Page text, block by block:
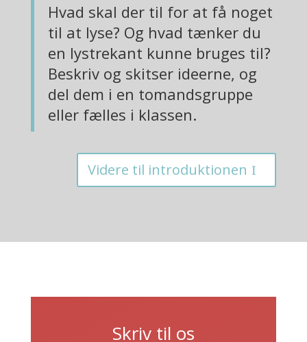
Hvad skal der til for at få noget
til at lyse? Og hvad tænker du
en lystrekant kunne bruges til?
Beskriv og skitser ideerne, og
del dem i en tomandsgruppe
eller fælles i klassen.
Videre til introduktionen
Skriv til os